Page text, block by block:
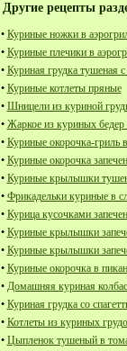
Другие рецепты
• Куриные ножки в
• Куриные плечики в
• Куриная грудка тушеная
• Куриные котлеты пряные
• Шницели из куриной
• Жаркое из куриных
• Куриные окорочка-гриль
• Куриные окорочка
• Куриные крылышки
• Фрикадельки куриные в
• Курица кусочками
• Куриные крылышки
• Куриные крылышки
• Куриные окорочка в
• Домашняя куриная
• Куриная грудка со
• Котлеты из куриных
• Цыпленок тушеный в